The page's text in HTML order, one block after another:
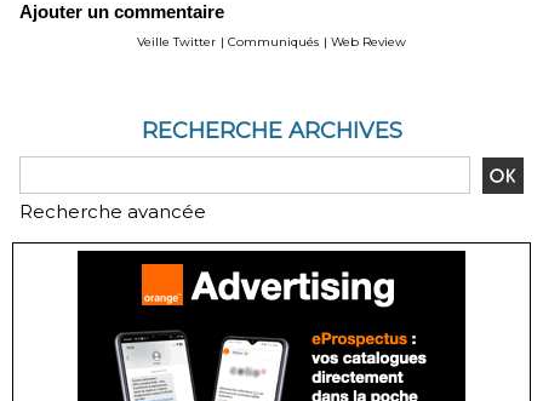
stockage accrue lors
des déploiements sur
Ajouter un commentaire
Veille Twitter | Communiqués | Web Review
RECHERCHE ARCHIVES
Recherche avancée